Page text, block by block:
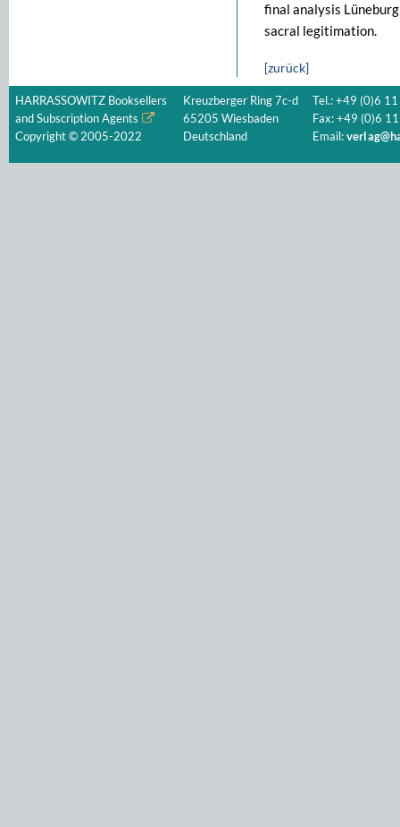
final analysis
sacral legitimation.
[zurück]
HARRASSOWITZ Booksellers
and Subscription Agents
Copyright © 2005-2022
Kreuzberger Ring 7c-d
65205 Wiesbaden
Deutschland
Tel.: +49 (0)6
Fax: +49 (0)6
Email: